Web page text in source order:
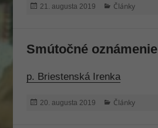
Publikované
21. augusta 2019 Kategórie
Články
Smútočné oznámenie
p. Briestenská Irenka
Publikované
20. augusta 2019 Kategórie
Články